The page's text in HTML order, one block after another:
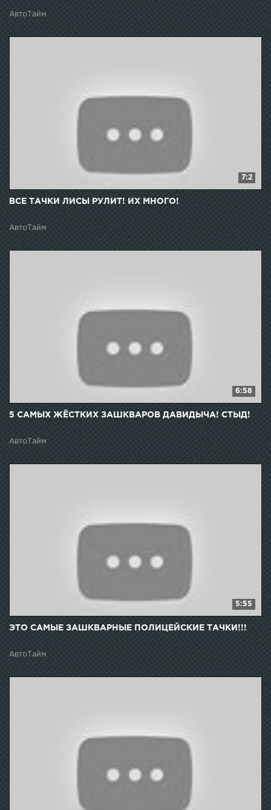
АвтоТайм
7:2
ВСЕ ТАЧКИ ЛИСЫ РУЛИТ! ИХ МНОГО!
АвтоТайм
6:58
5 САМЫХ ЖЁСТКИХ ЗАШКВАРОВ ДАВИДЫЧА! СТЫД!
АвтоТайм
5:55
ЭТО САМЫЕ ЗАШКВАРНЫЕ ПОЛИЦЕЙСКИЕ ТАЧКИ!!!
АвтоТайм